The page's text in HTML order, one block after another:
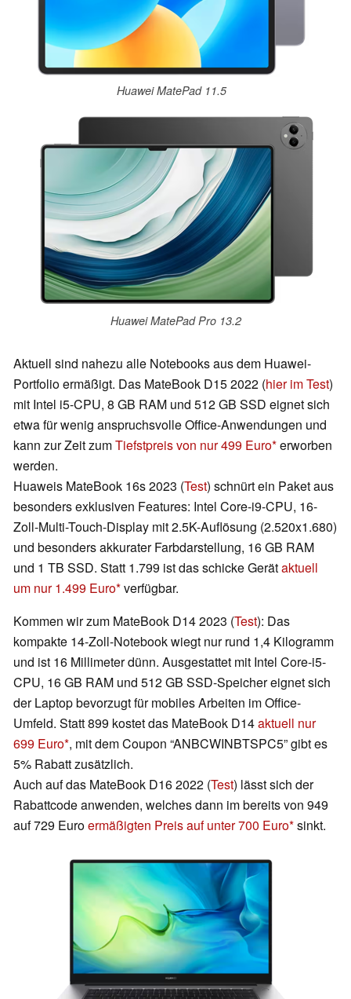
Huawei MatePad 11.5
Huawei MatePad Pro 13.2
Aktuell sind nahezu alle Notebooks aus dem Huawei-
Portfolio ermäßigt. Das MateBook D15 2022 (hier im Test)
mit Intel i5-CPU, 8 GB RAM und 512 GB SSD eignet sich
etwa für wenig anspruchsvolle Office-Anwendungen und
kann zur Zeit zumTiefstpreis von nur 499 Euro erworben
werden.
Huaweis MateBook 16s 2023 (Test) schnürt ein Paket aus
besonders exklusiven Features: Intel Core-i9-CPU, 16-
Zoll-Multi-Touch-Display mit 2.5K-Auflösung (2.520x1.680)
und besonders akkurater Farbdarstellung, 16 GB RAM
und 1 TB SSD. Statt 1.799 ist das schicke Gerätaktuell
um nur 1.499 Euro verfügbar.
Kommen wir zum MateBook D14 2023 (Test): Das
kompakte 14-Zoll-Notebook wiegt nur rund 1,4 Kilogramm
und ist 16 Millimeter dünn. Ausgestattet mit Intel Core-i5-
CPU, 16 GB RAM und 512 GB SSD-Speicher eignet sich
der Laptop bevorzugt für mobiles Arbeiten im Office-
Umfeld. Statt 899 kostet das MateBook D14aktuell nur
699 Euro , mit dem Coupon “ANBCWINBTSPC5” gibt es
5% Rabatt zusätzlich.
Auch auf das MateBook D16 2022 (Test) lässt sich der
Rabattcode anwenden, welches dann im bereits von 949
auf 729 Euroermäßigten Preis auf unter 700 Euro sinkt.